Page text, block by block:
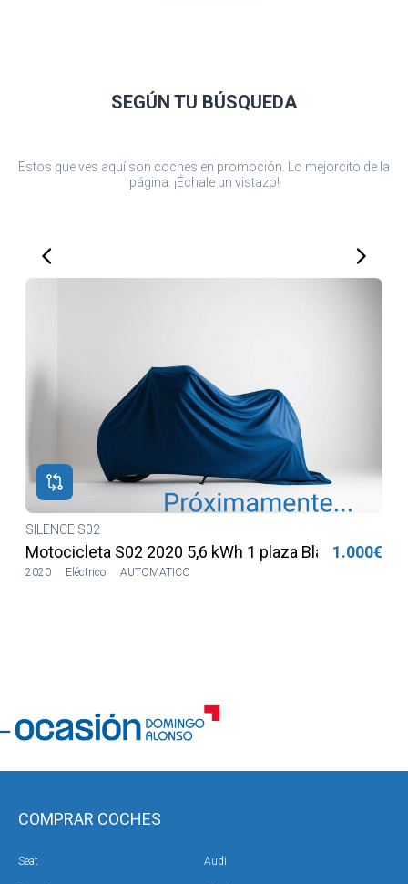
SEGÚN TU BÚSQUEDA
Estos que ves aquí son coches en promoción. Lo mejorcito de la
página. ¡Échale un vistazo!
SILENCE S02
Motocicleta S02 2020 5,6 kWh 1 plaza Blanca
2020 Eléctrico AUTOMATICO
1.000€
COMPRAR COCHES
Seat Audi